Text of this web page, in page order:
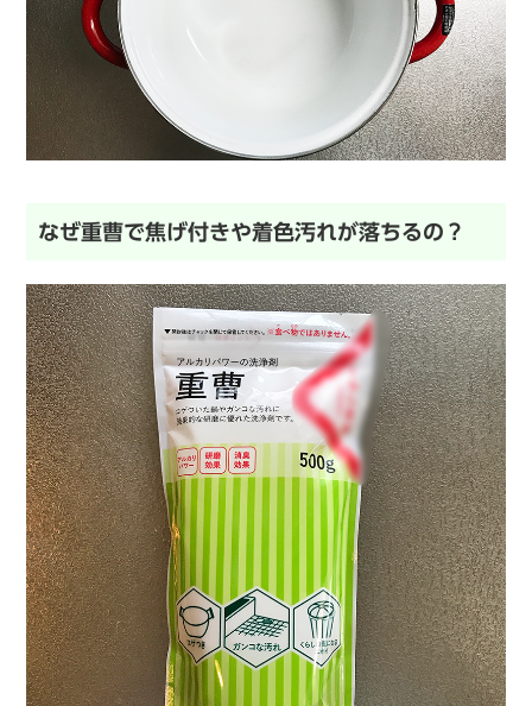
なぜ重曹で焦げ付きや着色汚れが落ちるの？